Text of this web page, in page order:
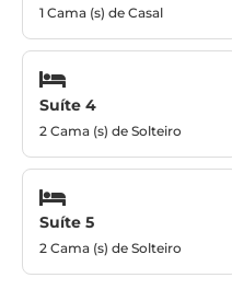
1 Cama (s) de Casal
Suíte 4
2 Cama (s) de Solteiro
Suíte 5
2 Cama (s) de Solteiro